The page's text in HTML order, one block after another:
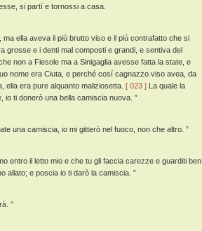
si partí e tornossi a casa.
ella aveva il piú brutto viso e il piú contrafatto che si
grosse e i denti mal composti e grandi, e sentiva del
non a Fiesole ma a Sinigaglia avesse fatta la state, e
nome era Ciuta, e perché cosí cagnazzo viso avea, da
era pure alquanto maliziosetta. [ 023 ] La quale la
ti donerò una bella camiscia nuova. ”
una camiscia, io mi gitterò nel fuoco, non che altro. ”
entro il letto mio e che tu gli faccia carezze e guarditi ben
allato; e poscia io ti darò la camiscia. ”
”